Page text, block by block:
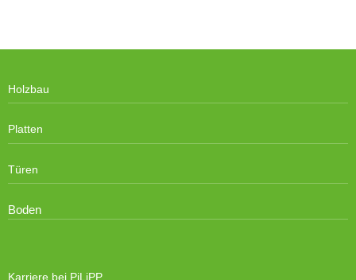
Holzbau
Platten
Türen
Boden
Karriere bei PiLiPP